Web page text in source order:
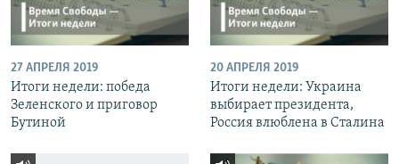
27 АПРЕЛЯ 2019
Итоги недели: победа
Зеленского и приговор
Бутиной
20 АПРЕЛЯ 2019
Итоги недели: Украина
выбирает президента,
Россия влюблена в Сталина